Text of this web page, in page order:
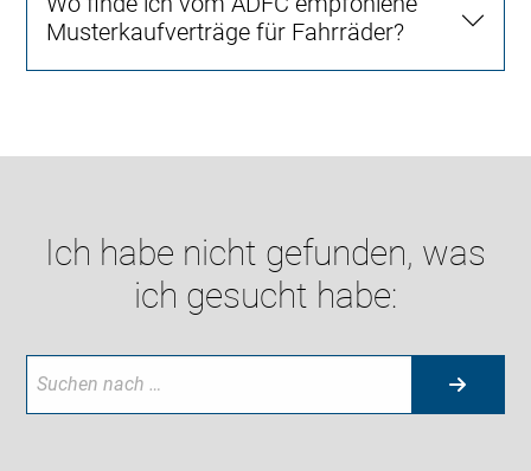
Musterkaufverträge für Fahrräder?
Ich habe nicht gefunden, was
ich gesucht habe: